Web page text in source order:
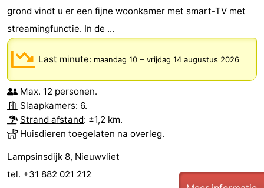
grond vindt u er een fijne woonkamer met smart-TV met
streamingfunctie. In de ...
Last minute: maandag 10 – vrijdag 14 augustus 2026
Max. 12 personen.
Slaapkamers: 6.
Strand afstand: ±1,2 km.
Huisdieren toegelaten na overleg.
Lampsinsdijk 8, Nieuwvliet
tel. +31 882 021 212